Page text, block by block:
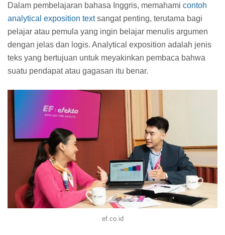
Dalam pembelajaran bahasa Inggris, memahami contoh
analytical exposition textsangat penting, terutama bagi
pelajar atau pemula yang ingin belajar menulis argumen
dengan jelas dan logis. Analytical exposition adalah jenis
teks yang bertujuan untuk meyakinkan pembaca bahwa
suatu pendapat atau gagasan itu benar.
ef.co.id